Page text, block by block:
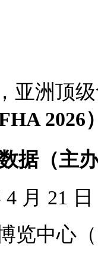
亚洲
2026
据（主
4 月 21
览中心（